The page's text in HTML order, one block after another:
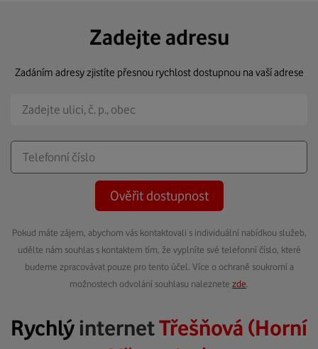
Zadejte adresu
Zadáním adresy zjistíte přesnou rychlost dostupnou na vaší adrese
Ověřit dostupnost
Pokud máte zájem, abychom vás kontaktovali s individuální nabídkou služeb,
udělte nám souhlas s kontaktem tím, že vyplníte své telefonní číslo, které
budeme zpracovávat pouze pro tento účel. Více o ochraně soukromí a
možnostech odvolání souhlasu naleznete zde
RychlýinternetTřešňová (Horní